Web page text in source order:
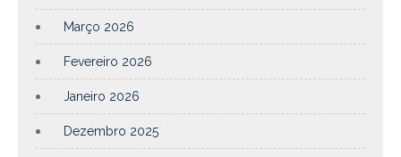
Março 2026
Fevereiro 2026
Janeiro 2026
Dezembro 2025